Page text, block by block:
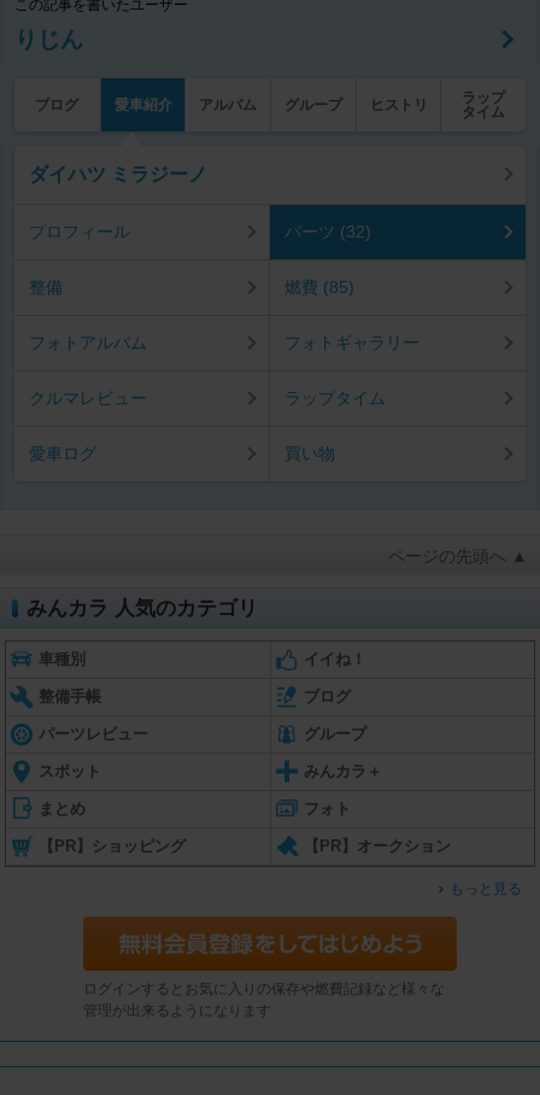
この記事を書いたユーザー
りじん
ブログ 愛車紹介 アルバム グループ ヒストリ
ラップ
タイム
ダイハツ ミラジーノ
プロフィール パーツ (32)
整備 燃費 (85)
フォトアルバム フォトギャラリー
クルマレビュー ラップタイム
愛車ログ 買い物
ページの先頭へ ▲
みんカラ 人気のカテゴリ
車種別 イイね！
整備手帳 ブログ
パーツレビュー グループ
スポット みんカラ＋
まとめ フォト
【PR】ショッピング 【PR】オークション
もっと見る
ログインするとお気に入りの保存や燃費記録など様々な
管理が出来るようになります